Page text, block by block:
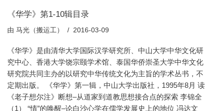
《华学》第1-10辑目录
由 马光（搬运工） 2016-03-09
《华学》是由清华大学国际汉学研究所、中山大学中华文化研
究中心、香港大学饶宗颐学术馆、泰国华侨崇圣大学中华文化
研究院共同主办的以研究中华传统文化为主旨的学术丛书，不
定期出版。 《华学》第一辑，中山大学出版社，1995年8月 读
《老子想尔注》断想–从道家到道教思想接合点的探索 李锦全
（1） “情”的唤醒–论白沙心学在儒学发展史上的地位 冯达文